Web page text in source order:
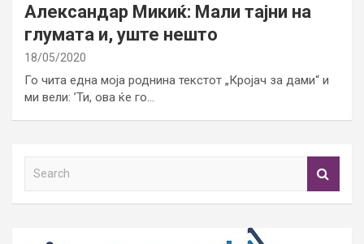
Александар Микиќ: Мали тајни на
глумата и, уште нешто
18/05/2020
Го чита една моја роднина текстот „Кројач за дами“ и
ми вели: ’Ти, ова ќе го…